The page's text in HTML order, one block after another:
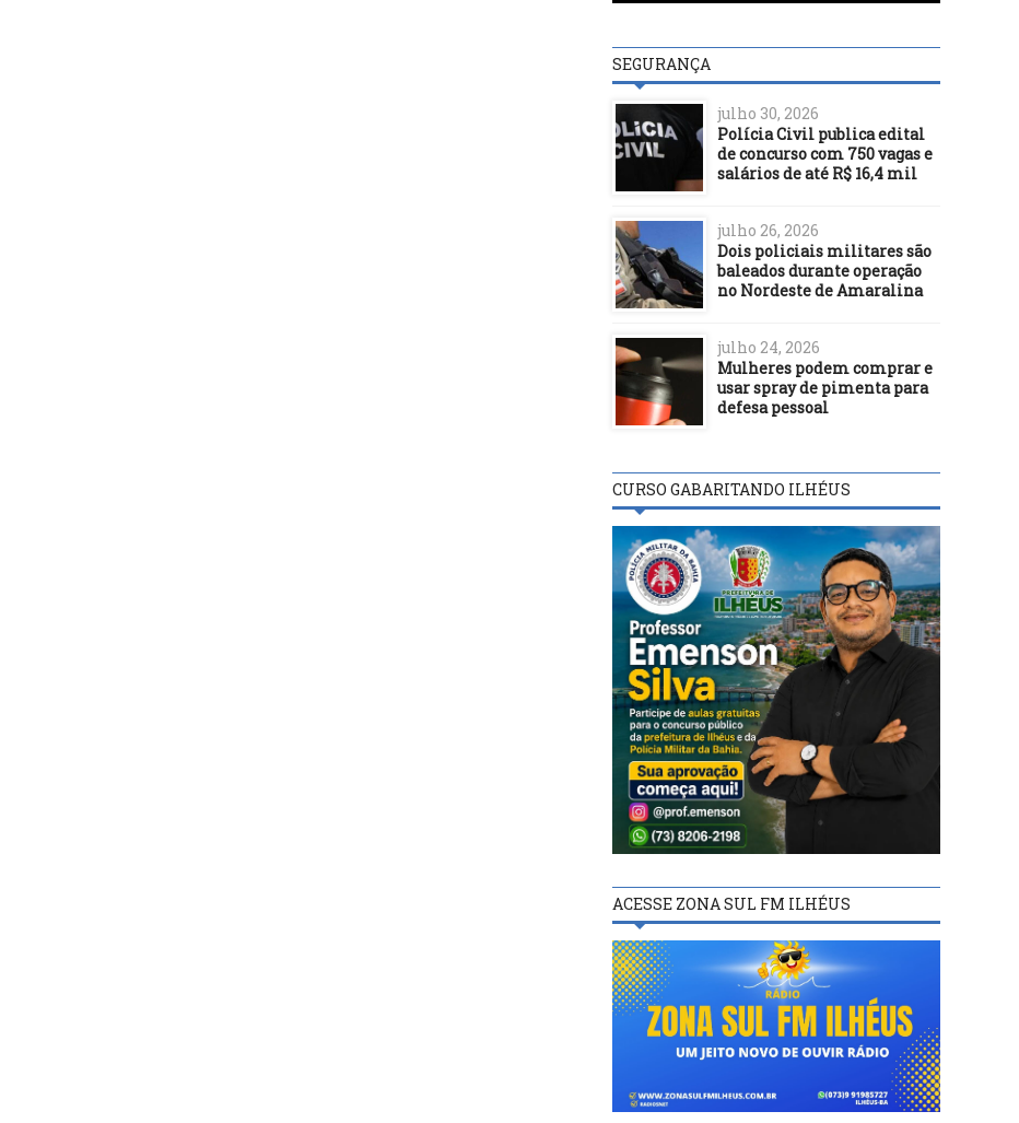
SEGURANÇA
julho 30, 2026
Polícia Civil publica edital
de concurso com 750 vagas e
salários de até R$ 16,4 mil
julho 26, 2026
Dois policiais militares são
baleados durante operação
no Nordeste de Amaralina
julho 24, 2026
Mulheres podem comprar e
usar spray de pimenta para
defesa pessoal
CURSO GABARITANDO ILHÉUS
ACESSE ZONA SUL FM ILHÉUS